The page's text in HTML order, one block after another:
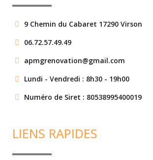
9 Chemin du Cabaret 17290 Virson
06.72.57.49.49
apmgrenovation@gmail.com
Lundi - Vendredi : 8h30 - 19h00
Numéro de Siret : 80538995400019
LIENS RAPIDES